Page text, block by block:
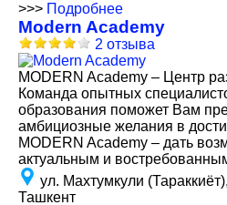
>>> Подробнее
Modern Academy
2 отзыва
MODERN Academy – Центр
Команда опытных
образования поможет Вам
амбициозные желания в
MODERN Academy – дать
актуальным и
ул. Махтумкули
Ташкент